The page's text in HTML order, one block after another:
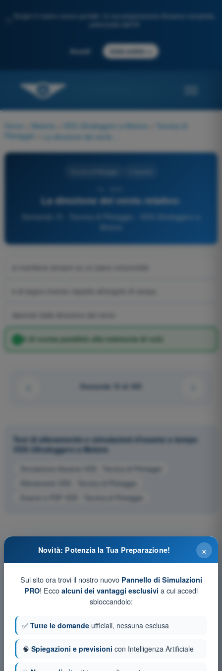
Scopri il nostro nuovo portale: la tua preparazione d'esame completa,
Accedi Inizia subito
Home Materie VDS Ultraleggero a Motore
Tecnica di
Pilotaggio
La direzione del vento relativo:
Domanda 15 - Tecnica di Pilotaggio - VDS Ultraleggero a
è di norma parallelo alla traiettoria di volo
Domanda 15 di 243
Test di allenamento e simulazioni d'esame a tempo
VDS Ultraleggero a Motore
Simulazione d'esame VDS - Tecnica di Pilotaggio
Allenamento VDS - Tecnica di Pilotaggio
Esame in PDF VDS - Tecnica di Pilotaggio
×
Novità: Potenzia la Tua Preparazione!
Sul sito ora trovi il nostro nuovo Pannello di Simulazioni
PRO! Ecco alcuni dei vantaggi esclusivi a cui accedi
sbloccandolo:
✅ Tutte le domande ufficiali, nessuna esclusa
🧠 Spiegazioni e previsioni con Intelligenza Artificiale